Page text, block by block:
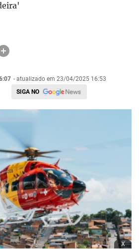
- atualizado em 23/04/2025 16:53
SIGA NO
x